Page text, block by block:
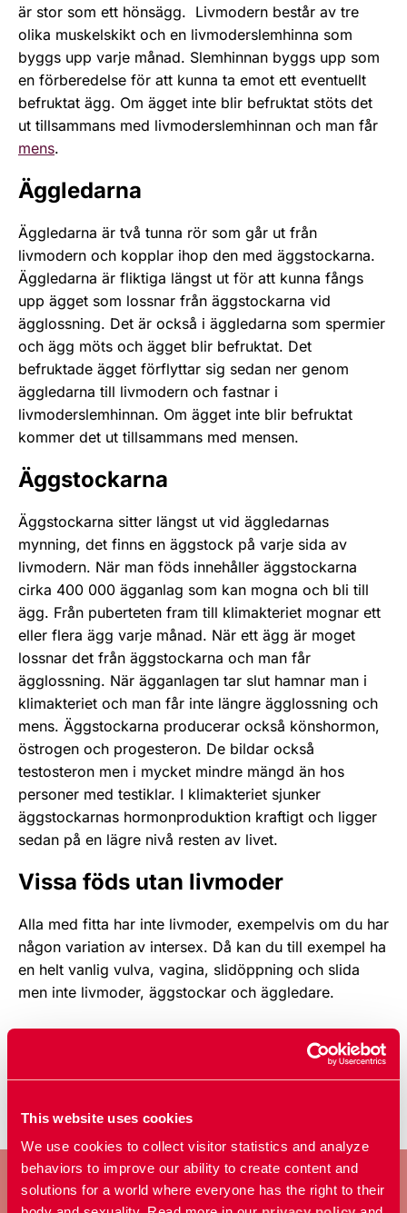
This website uses cookies
We use cookies to collect visitor statistics and analyze
behaviors to improve our ability to create content and
solutions for a world where everyone has the right to their
är stor som ett hönsägg. Livmodern består av tre
olika muskelskikt och en livmoderslemhinna som
byggs upp varje månad. Slemhinnan byggs upp som
en förberedelse för att kunna ta emot ett eventuellt
befruktat ägg. Om ägget inte blir befruktat stöts det
ut tillsammans med livmoderslemhinnan och man får
mens.
Äggledarna
Äggledarna är två tunna rör som går ut från
livmodern och kopplar ihop den med äggstockarna.
Äggledarna är fliktiga längst ut för att kunna fångs
upp ägget som lossnar från äggstockarna vid
ägglossning. Det är också i äggledarna som spermier
och ägg möts och ägget blir befruktat. Det
befruktade ägget förflyttar sig sedan ner genom
äggledarna till livmodern och fastnar i
livmoderslemhinnan. Om ägget inte blir befruktat
kommer det ut tillsammans med mensen.
Äggstockarna
Äggstockarna sitter längst ut vid äggledarnas
mynning, det finns en äggstock på varje sida av
livmodern. När man föds innehåller äggstockarna
cirka 400 000 ägganlag som kan mogna och bli till
ägg. Från puberteten fram till klimakteriet mognar ett
eller flera ägg varje månad. När ett ägg är moget
lossnar det från äggstockarna och man får
ägglossning. När ägganlagen tar slut hamnar man i
klimakteriet och man får inte längre ägglossning och
mens. Äggstockarna producerar också könshormon,
östrogen och progesteron. De bildar också
testosteron men i mycket mindre mängd än hos
personer med testiklar. I klimakteriet sjunker
äggstockarnas hormonproduktion kraftigt och ligger
sedan på en lägre nivå resten av livet.
Vissa föds utan livmoder
Alla med fitta har inte livmoder, exempelvis om du har
någon variation av intersex. Då kan du till exempel ha
en helt vanlig vulva, vagina, slidöppning och slida
men inte livmoder, äggstockar och äggledare.